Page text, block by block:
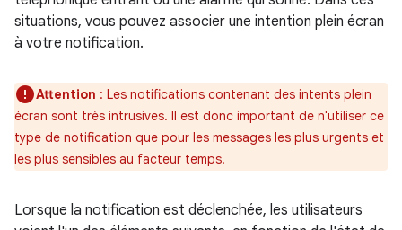
situations, vous pouvez associer une intention plein écran
à votre notification.
Attention : Les notifications contenant des intents plein
écran sont très intrusives. Il est donc important de n'utiliser ce
type de notification que pour les messages les plus urgents et
les plus sensibles au facteur temps.
Lorsque la notification est déclenchée, les utilisateurs